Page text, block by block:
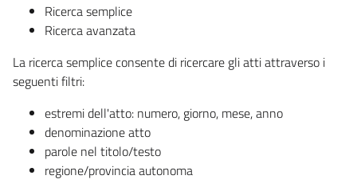
Ricerca semplice
Ricerca avanzata
La ricerca semplice consente di ricercare gli atti attraverso i
seguenti filtri:
estremi dell'atto: numero, giorno, mese, anno
denominazione atto
parole nel titolo/testo
regione/provincia autonoma